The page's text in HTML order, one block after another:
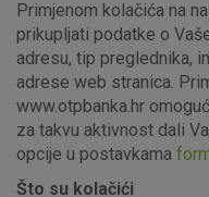
Primjenom kolačića na
prikupljati podatke o
adresu, tip preglednika,
adrese web stranica.
www.otpbanka.hr
za takvu aktivnost dali
opcije u postavkama
Što su kolačići